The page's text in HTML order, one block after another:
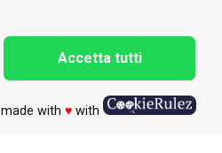
Accetta tutti
made with ♥with